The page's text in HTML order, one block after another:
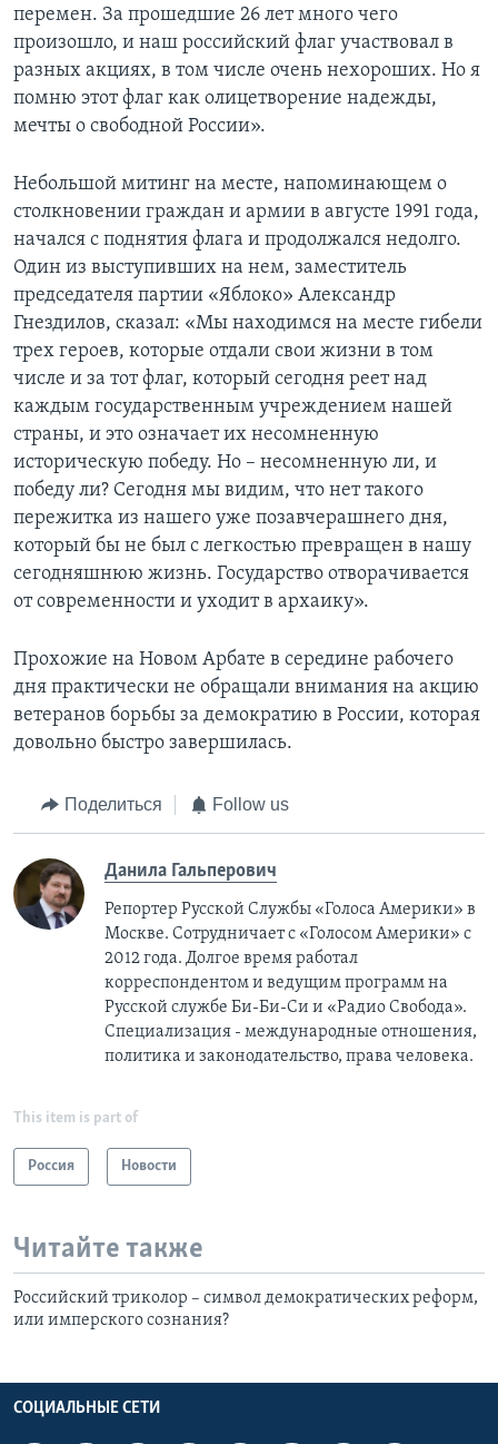
перемен. За прошедшие 26 лет много чего
произошло, и наш российский флаг участвовал в
разных акциях, в том числе очень нехороших. Но я
помню этот флаг как олицетворение надежды,
мечты о свободной России».
Небольшой митинг на месте, напоминающем о
столкновении граждан и армии в августе 1991 года,
начался с поднятия флага и продолжался недолго.
Один из выступивших на нем, заместитель
председателя партии «Яблоко» Александр
Гнездилов, сказал: «Мы находимся на месте гибели
трех героев, которые отдали свои жизни в том
числе и за тот флаг, который сегодня реет над
каждым государственным учреждением нашей
страны, и это означает их несомненную
историческую победу. Но – несомненную ли, и
победу ли? Сегодня мы видим, что нет такого
пережитка из нашего уже позавчерашнего дня,
который бы не был с легкостью превращен в нашу
сегодняшнюю жизнь. Государство отворачивается
от современности и уходит в архаику».
Прохожие на Новом Арбате в середине рабочего
дня практически не обращали внимания на акцию
ветеранов борьбы за демократию в России, которая
довольно быстро завершилась.
Поделиться Follow us
Данила Гальперович
Репортер Русской Службы «Голоса Америки» в
Москве. Сотрудничает с «Голосом Америки» с
2012 года. Долгое время работал
корреспондентом и ведущим программ на
Русской службе Би-Би-Си и «Радио Свобода».
Специализация - международные отношения,
политика и законодательство, права человека.
This item is part of
Россия Новости
Читайте также
Российский триколор – символ демократических реформ,
или имперского сознания?
СОЦИАЛЬНЫЕ СЕТИ